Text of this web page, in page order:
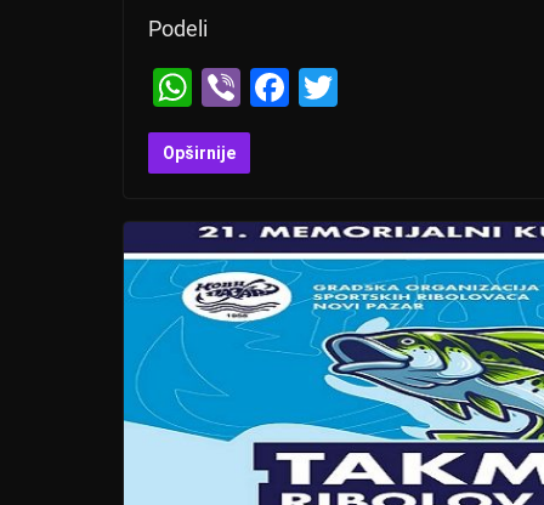
Podeli
W
h
at
A
p
p
Vi
b
er
F
b
o
o
k
Opširnije